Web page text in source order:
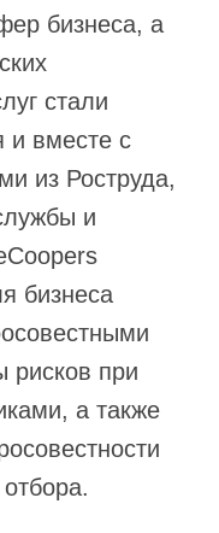
бизнеса, а
стали
и вместе с
из Роструда,
и
бизнеса
рисков при
а также